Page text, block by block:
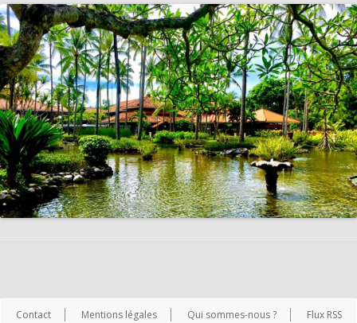
Contact Mentions légales Qui sommes-nous ? Flux RSS